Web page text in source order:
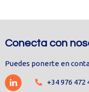
Conecta con
Puedes ponerte en
+34 976 472